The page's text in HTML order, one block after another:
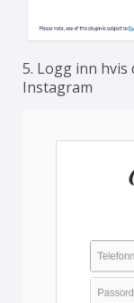
5. Logg inn
Instagram